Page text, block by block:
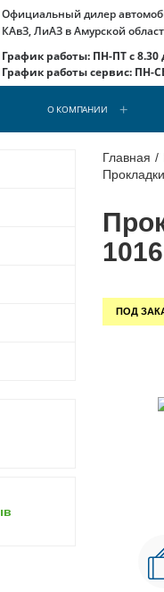
Официальный дилер
КАвЗ, ЛиАЗ в Амурской
График работы: ПН-ПТ с 8.30
График работы сервис: ПН-
О КОМПАНИИ
Главная /
ПОД